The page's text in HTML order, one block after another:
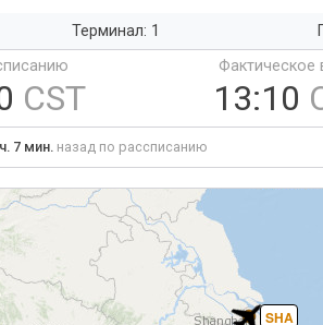
Терминал: 1
CST
Фактическое
13:10
7 мин. назад по рассписанию
SHA